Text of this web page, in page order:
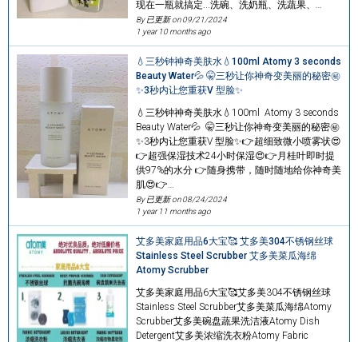
现在一瓶就搞定...洗碗、洗奶瓶、洗蔬果、…
By 已更新 on09/21/2024
1 year 10 months ago
💧三秒钟神奇美肤水💧100ml Atomy 3 seconds
Beauty Water💦 🤫三秒让你神奇变美丽的秘密㊙
✨3秒内让您重获V 型脸✨
💧三秒钟神奇美肤水💧100ml Atomy 3 seconds
Beauty Water💦 🤫三秒让你神奇变美丽的秘密㊙
✨3秒内让您重获V 型脸✨👉超细致微小喷雾状😍
👉超强保湿技术24小时保湿😍👉月桂叶即时提
供97%的水分 👉随身携带，随时随地给你神奇美
肌😍👉…
By 已更新 on08/24/2024
1 year 11 months ago
艾多美家庭用品6大宝🥰 艾多美304不锈钢丝球
Stainless Steel Scrubber 艾多美菜瓜海绵
Atomy Scrubber
艾多美家庭用品6大宝🥰艾多美304不锈钢丝球
Stainless Steel Scrubber艾多美菜瓜海绵Atomy
Scrubber艾多美碗盘蔬果洗洁液Atomy Dish
Detergent艾多美浓缩洗衣粉Atomy Fabric